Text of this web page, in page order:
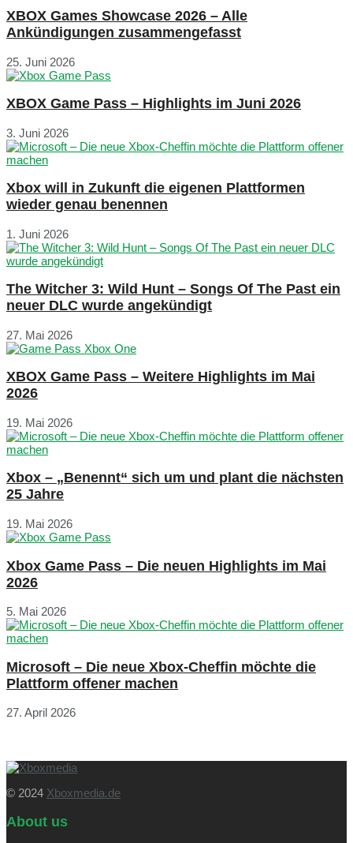
XBOX Games Showcase 2026 – Alle
Ankündigungen zusammengefasst
25. Juni 2026
XBOX Game Pass – Highlights im Juni 2026
3. Juni 2026
Xbox will in Zukunft die eigenen Plattformen
wieder genau benennen
1. Juni 2026
The Witcher 3: Wild Hunt – Songs Of The Past ein
neuer DLC wurde angekündigt
27. Mai 2026
XBOX Game Pass – Weitere Highlights im Mai
2026
19. Mai 2026
Xbox – „Benennt“ sich um und plant die nächsten
25 Jahre
19. Mai 2026
Xbox Game Pass – Die neuen Highlights im Mai
2026
5. Mai 2026
Microsoft – Die neue Xbox-Cheffin möchte die
Plattform offener machen
27. April 2026
© 2024 Xboxmedia.de
About us